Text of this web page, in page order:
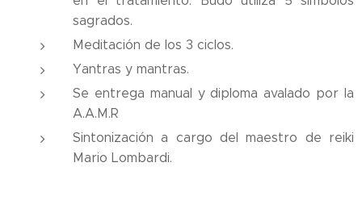
sagrados.
Meditación de los 3 ciclos.
Yantras y mantras.
Se entrega manual y diploma avalado por la
A.A.M.R
Sintonización a cargo del maestro de reiki
Mario Lombardi.